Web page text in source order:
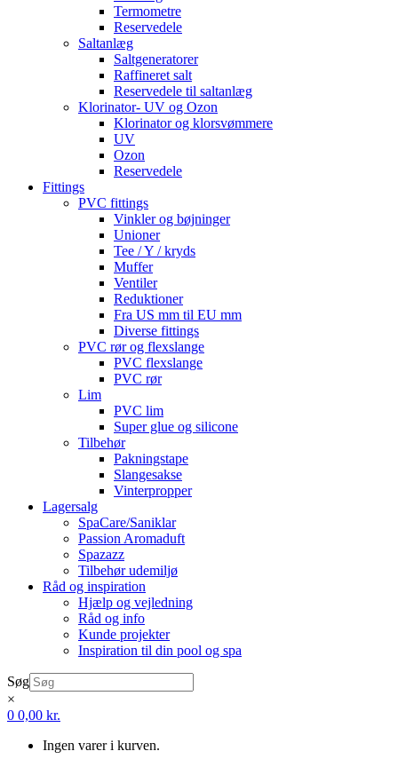
Termometre
Reservedele
Saltanlæg
Saltgeneratorer
Raffineret salt
Reservedele til saltanlæg
Klorinator- UV og Ozon
Klorinator og klorsvømmere
UV
Ozon
Reservedele
Fittings
PVC fittings
Vinkler og bøjninger
Unioner
Tee / Y / kryds
Muffer
Ventiler
Reduktioner
Fra US mm til EU mm
Diverse fittings
PVC rør og flexslange
PVC flexslange
PVC rør
Lim
PVC lim
Super glue og silicone
Tilbehør
Pakningstape
Slangesakse
Vinterpropper
Lagersalg
SpaCare/Saniklar
Passion Aromaduft
Spazazz
Tilbehør udemiljø
Råd og inspiration
Hjælp og vejledning
Råd og info
Kunde projekter
Inspiration til din pool og spa
Søg
×
0 0,00 kr.
Ingen varer i kurven.